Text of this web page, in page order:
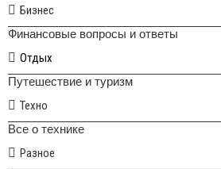
Бизнес
Финансовые вопросы и ответы
Отдых
Путешествие и туризм
Техно
Все о технике
Разное